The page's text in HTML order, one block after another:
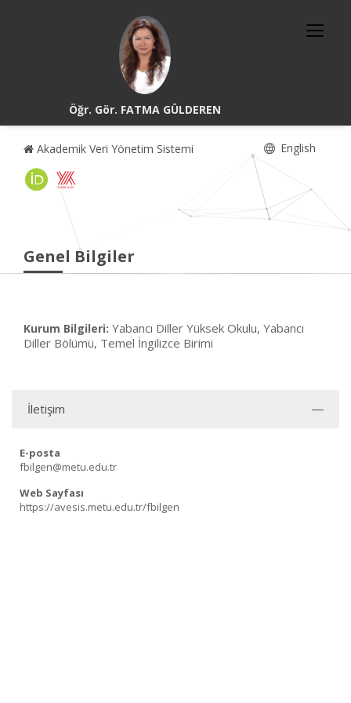
Öğr. Gör. FATMA GÜLDEREN
Akademik Veri Yönetim Sistemi English
Genel Bilgiler
Kurum Bilgileri: Yabancı Diller Yüksek Okulu, Yabancı
Diller Bölümü, Temel İngilizce Birimi
İletişim
E-posta
fbilgen@metu.edu.tr
Web Sayfası
https://avesis.metu.edu.tr/fbilgen